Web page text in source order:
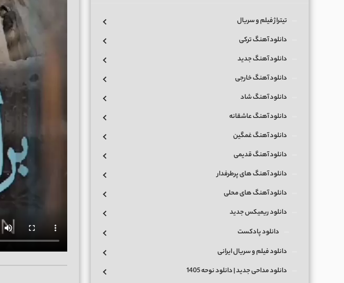
تیتراژ فیلم و سریال
دانلود آهنگ ترکی
دانلود آهنگ جدید
دانلود آهنگ خارجی
دانلود آهنگ شاد
دانلود آهنگ عاشقانه
دانلود آهنگ غمگین
دانلود آهنگ قدیمی
دانلود آهنگ های پرطرفدار
دانلود آهنگ های محلی
دانلود ریمیکس جدید
دانلود پادکست
دانلود فیلم و سریال ایرانی
دانلود مداحی جدید | دانلود نوحه 1405